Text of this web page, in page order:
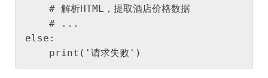
else: